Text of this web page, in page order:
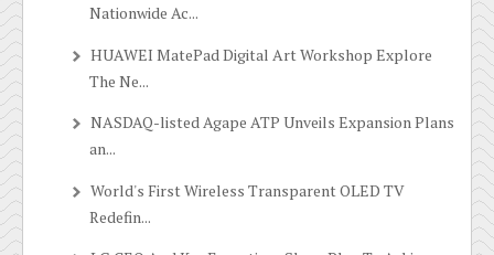
Nationwide Ac...
HUAWEI MatePad Digital Art Workshop Explore
The Ne...
NASDAQ-listed Agape ATP Unveils Expansion Plans
an...
World's First Wireless Transparent OLED TV
Redefin...